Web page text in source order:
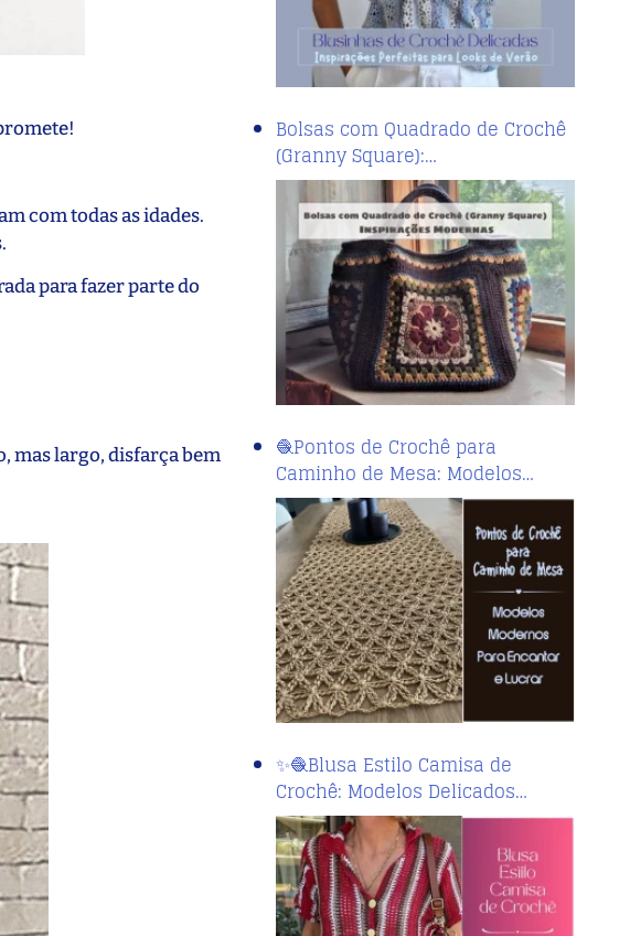
com todas as idades.
para fazer parte do
mas largo, disfarça bem
Bolsas com Quadrado de Crochê
(Granny Square):…
🧶Pontos de Crochê para
Caminho de Mesa: Modelos…
✨🧶Blusa Estilo Camisa de
Crochê: Modelos Delicados…